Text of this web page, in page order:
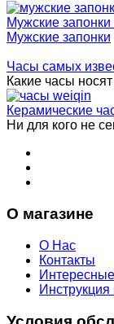
Мужские
Мужские запонки
Часы самых
Какие часы
Керамические
Ни для кого не
О магазине
О Нас
Контакты
Интересные